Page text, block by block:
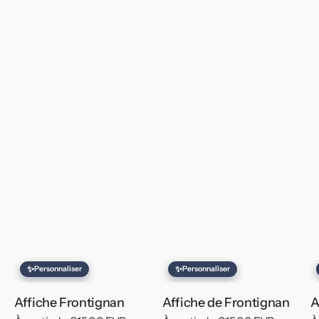
✨Personnaliser
Affiche Frontignan
✨Personnaliser
Affiche de Frontignan